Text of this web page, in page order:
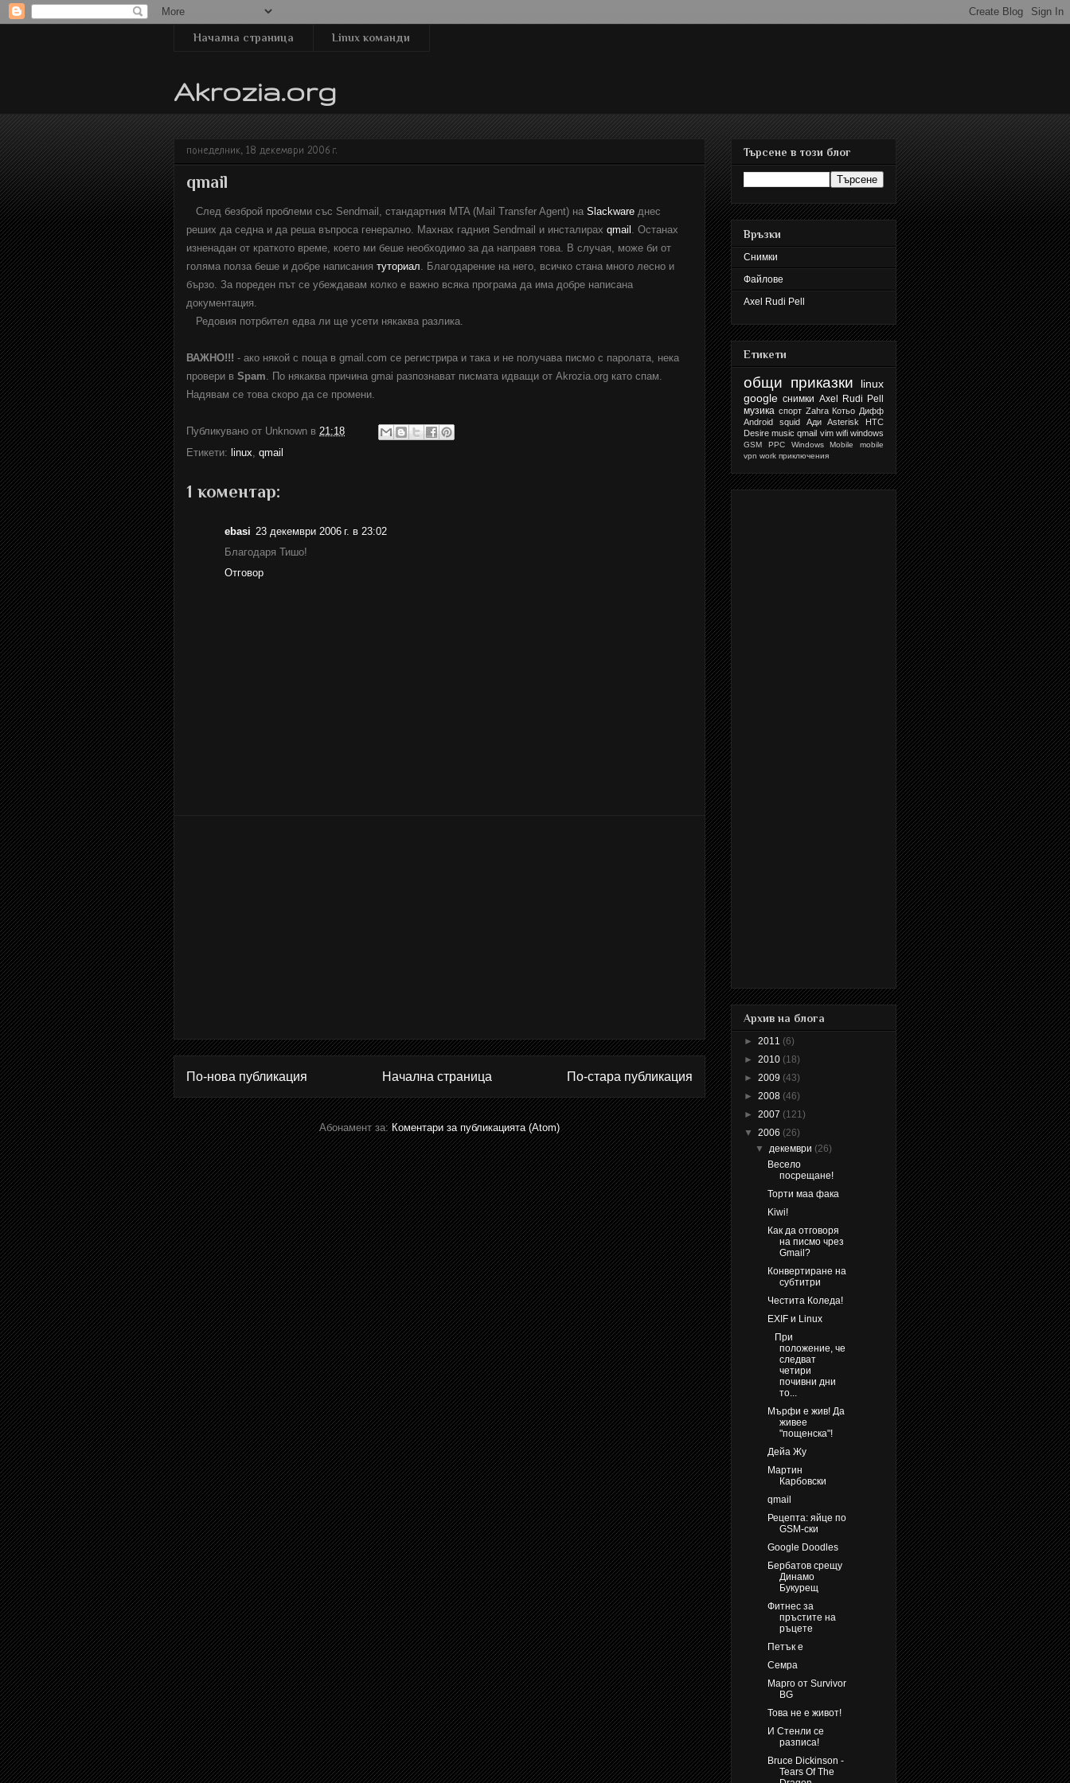
Начална страница Linux команди
Akrozia.org
понеделник, 18 декември 2006 г.
qmail
След безброй проблеми със Sendmail, стандартния MTA (Mail Transfer Agent) на Slackware днес
реших да седна и да реша въпроса генерално. Махнах гадния Sendmail и инсталирах qmail
. Останах
изненадан от краткото време, което ми беше необходимо за да направя това. В случая, може би от
голяма полза беше и добре написания туториал . Благодарение на него, всичко стана много лесно и
бързо. За пореден път се убеждавам колко е важно всяка програма да има добре написана
документация.
Редовия потрбител едва ли ще усети някаква разлика.
ВАЖНО!!! - ако някой с поща в gmail.com се регистрира и така и не получава писмо с паролата, нека
провери в Spam . По някаква причина gmai разпознават писмата идващи от Akrozia.org като спам.
Надявам се това скоро да се промени.
Публикувано от Unknown в 21:18
Етикети: linux qmail
1 коментар:
ebasi 23 декември 2006 г. в 23:02
Благодаря Тишо!
Отговор
По-нова публикация По-стара публикация
Начална страница
Абонамент за:Коментари за публикацията (Atom)
Търсене в този блог
Връзки
Снимки
Файлове
Axel Rudi Pell
Етикети
общи приказки
linux
google снимки Axel Rudi Pell
музика спорт Zahra Котьо Дифф
Android
squid Ади Asterisk
HTC
Desire music qmail vim wifi windows
GSM PPC Windows Mobile
mobile
vpn work приключения
Архив на блога
► 2011 (6)
► 2010 (18)
► 2009 (43)
► 2008 (46)
► 2007 (121)
▼ 2006 (26)
▼декември (26)
Весело
посрещане!
Торти маа фака
Kiwi!
Как да отговоря
на писмо чрез
Gmail?
Конвертиране на
субтитри
Честита Коледа!
EXIF и Linux
При
положение, че
следват
четири
почивни дни
то...
Мърфи е жив! Да
живее
"пощенска"!
Дейа Жу
Мартин
Карбовски
qmail
Рецепта: яйце по
GSM-ски
Google Doodles
Бербатов срещу
Динамо
Букурещ
Фитнес за
пръстите на
ръцете
Петък е
Семра
Марго от Survivor
BG
Това не е живот!
И Стенли се
разписа!
Bruce Dickinson -
Tears Of The